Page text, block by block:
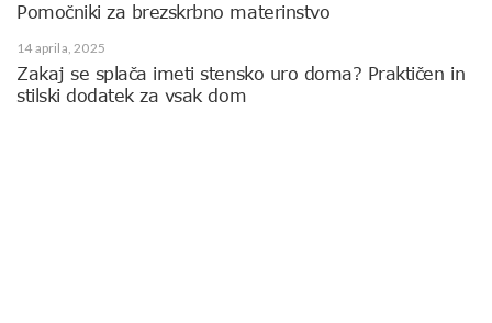
Pomočniki za brezskrbno materinstvo
14 aprila, 2025
Zakaj se splača imeti stensko uro doma? Praktičen in
stilski dodatek za vsak dom